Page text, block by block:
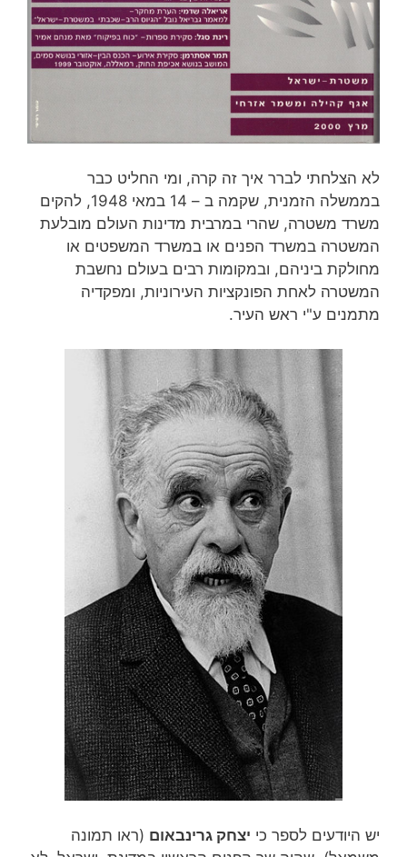
לא הצלחתי לברר איך זה קרה, ומי החליט כבר
בממשלה הזמנית, שקמה ב – 14 במאי 1948, להקים
משרד משטרה, שהרי במרבית מדינות העולם מובלעת
המשטרה במשרד הפנים או במשרד המשפטים או
מחולקת ביניהם, ובמקומות רבים בעולם נחשבת
המשטרה לאחת הפונקציות העירוניות, ומפקדיה
מתמנים ע"י ראש העיר.
יש היודעים לספר כי יצחק גרינבאום (ראו תמונה